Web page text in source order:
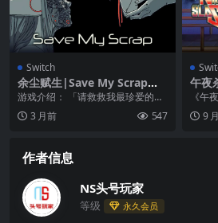
Switch
余尘赋生|Save My Scrap中
文
游戏介绍： 「请救救我最珍爱的人
吧！」 游戏中的你是一名刚刚接到
新任务的仿生人维...
3 月前 547
午夜
《午
斗游
了嗜
9
作者信息
NS头号玩家
等级 永久会员